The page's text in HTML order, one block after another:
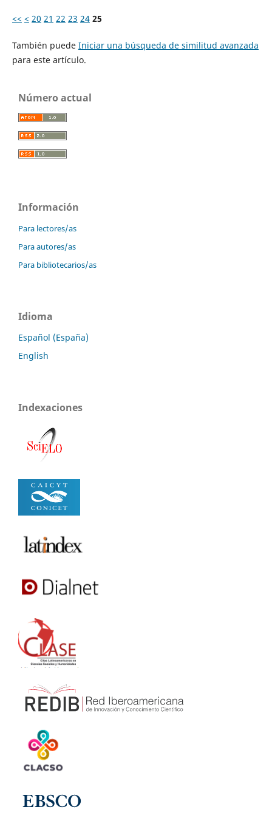
<< < 20 21 22 23 24 25
También puede Iniciar una búsqueda de similitud avanzada
para este artículo.
Número actual
Información
Para lectores/as
Para autores/as
Para bibliotecarios/as
Idioma
Español (España)
English
Indexaciones